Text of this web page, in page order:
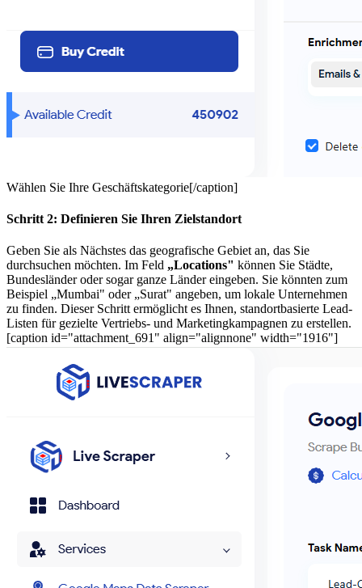
Wählen Sie Ihre Geschäftskategorie[/caption]
Schritt 2: Definieren Sie Ihren Zielstandort
Geben Sie als Nächstes das geografische Gebiet an, das Sie
durchsuchen möchten. Im Feld „Locations" können Sie Städte,
Bundesländer oder sogar ganze Länder eingeben. Sie könnten zum
Beispiel „Mumbai" oder „Surat" angeben, um lokale Unternehmen
zu finden. Dieser Schritt ermöglicht es Ihnen, standortbasierte Lead-
Listen für gezielte Vertriebs- und Marketingkampagnen zu erstellen.
[caption id="attachment_691" align="alignnone" width="1916"]